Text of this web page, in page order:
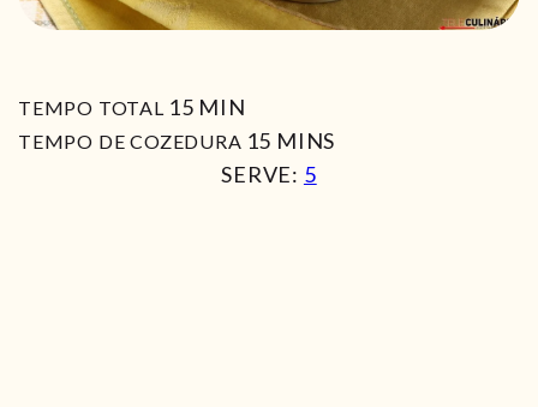
TEMPO TOTAL 15MIN
MIN
TEMPO DE COZEDURA 15 MIN
MINS
SERVE: 5